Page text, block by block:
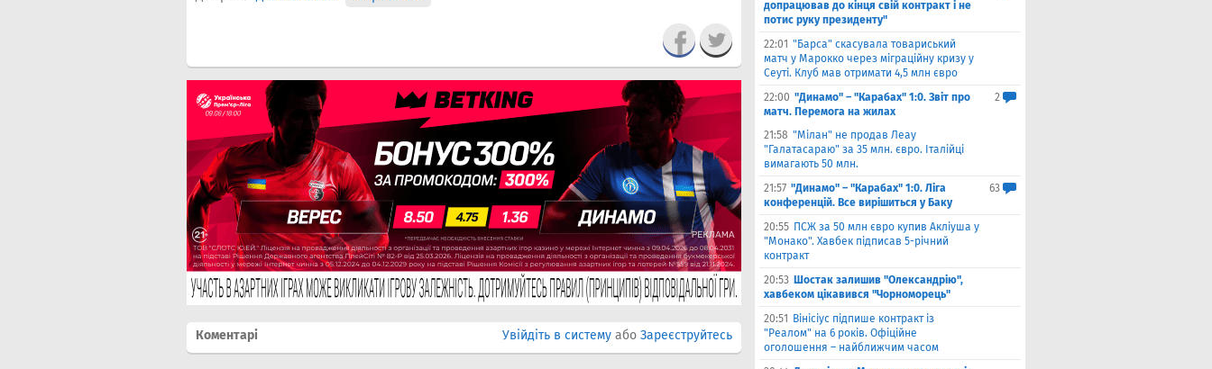
Коментарі Увійдіть в систему або Зареєструйтесь
допрацював до кінця свій контракт і не
потис руку президенту"
22:01 "Барса" скасувала товариський
матч у Марокко через міграційну кризу у
Сеуті. Клуб мав отримати 4,5 млн євро
22:00 "Динамо" – "Карабах" 1:0. Звіт про
матч. Перемога на жилах
2
21:58 "Мілан" не продав Леау
"Галатасараю" за 35 млн. євро. Італійці
вимагають 50 млн.
21:57 "Динамо" – "Карабах" 1:0. Ліга
конференцій. Все вирішиться у Баку
63
20:55 ПСЖ за 50 млн євро купив Акліуша у
"Монако". Хавбек підписав 5-річний
контракт
20:53 Шостак залишив "Олександрію",
хавбеком цікавився "Чорноморець"
20:51
Вінісіус підпише контракт із
"Реалом" на 6 років. Офіційне
оголошення – найближчим часом